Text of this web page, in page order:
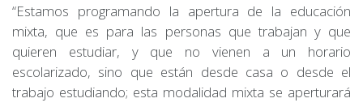
“Estamos programando la apertura de la educación
mixta, que es para las personas que trabajan y que
quieren estudiar, y que no vienen a un horario
escolarizado, sino que están desde casa o desde el
trabajo estudiando; esta modalidad mixta se aperturará